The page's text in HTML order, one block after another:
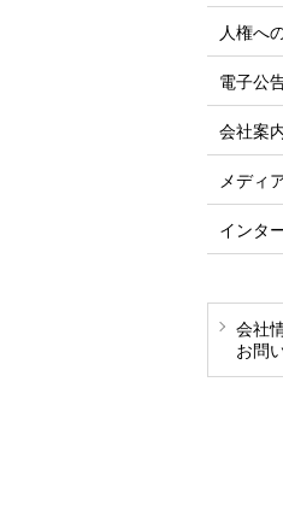
人権へ
電子公
会社案
メディ
インタ
会社
お問